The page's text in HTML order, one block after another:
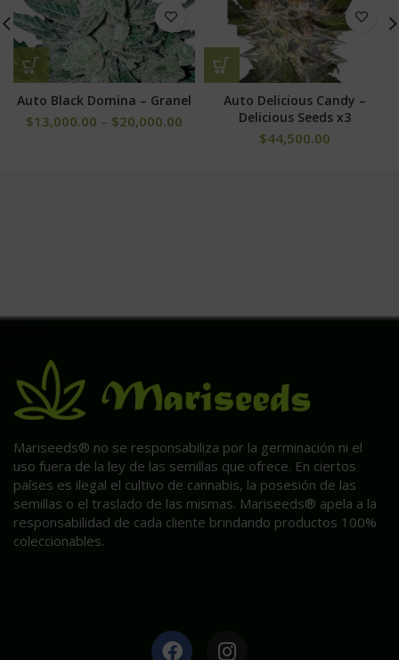
Auto Black Domina – Granel
$13,000.00 – $20,000.00
Auto Delicious Candy –
Delicious Seeds x3
$44,500.00
Mariseeds® no se responsabiliza por la germinación ni el
uso fuera de la ley de las semillas que ofrece. En ciertos
países es ilegal el cultivo de cannabis, la posesión de las
semillas o el traslado de las mismas. Mariseeds® apela a la
responsabilidad de cada cliente brindando productos 100%
coleccionables.